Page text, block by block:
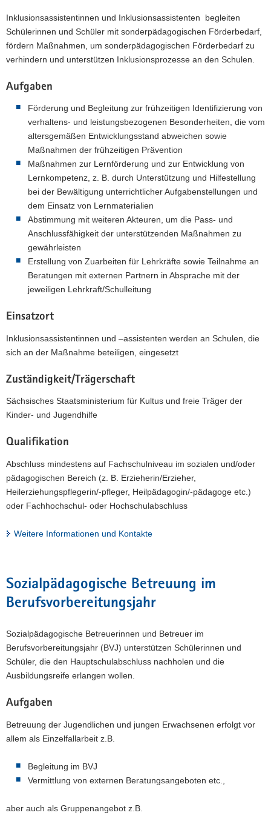
Inklusionsassistentinnen und Inklusionsassistenten begleiten
Schülerinnen und Schüler mit sonderpädagogischen Förderbedarf,
fördern Maßnahmen, um sonderpädagogischen Förderbedarf zu
verhindern und unterstützen Inklusionsprozesse an den Schulen.
Aufgaben
Förderung und Begleitung zur frühzeitigen Identifizierung von
verhaltens- und leistungsbezogenen Besonderheiten, die vom
altersgemäßen Entwicklungsstand abweichen sowie
Maßnahmen der frühzeitigen Prävention
Maßnahmen zur Lernförderung und zur Entwicklung von
Lernkompetenz, z. B. durch Unterstützung und Hilfestellung
bei der Bewältigung unterrichtlicher Aufgabenstellungen und
dem Einsatz von Lernmaterialien
Abstimmung mit weiteren Akteuren, um die Pass- und
Anschlussfähigkeit der unterstützenden Maßnahmen zu
gewährleisten
Erstellung von Zuarbeiten für Lehrkräfte sowie Teilnahme an
Beratungen mit externen Partnern in Absprache mit der
jeweiligen Lehrkraft/Schulleitung
Einsatzort
Inklusionsassistentinnen und –assistenten werden an Schulen, die
sich an der Maßnahme beteiligen, eingesetzt
Zuständigkeit/Trägerschaft
Sächsisches Staatsministerium für Kultus und freie Träger der
Kinder- und Jugendhilfe
Qualifikation
Abschluss mindestens auf Fachschulniveau im sozialen und/oder
pädagogischen Bereich (z. B. Erzieherin/Erzieher,
Heilerziehungspflegerin/-pfleger, Heilpädagogin/-pädagoge etc.)
oder Fachhochschul- oder Hochschulabschluss
Weitere Informationen und Kontakte
Sozialpädagogische Betreuung im
Berufsvorbereitungsjahr
Sozialpädagogische Betreuerinnen und Betreuer im
Berufsvorbereitungsjahr (BVJ) unterstützen Schülerinnen und
Schüler, die den Hauptschulabschluss nachholen und die
Ausbildungsreife erlangen wollen.
Aufgaben
Betreuung der Jugendlichen und jungen Erwachsenen erfolgt vor
allem als Einzelfallarbeit z.B.
Begleitung im BVJ
Vermittlung von externen Beratungsangeboten etc.,
aber auch als Gruppenangebot z.B.